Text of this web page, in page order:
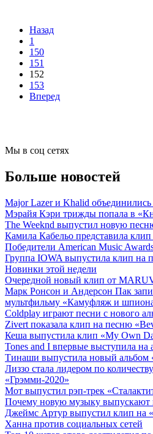
Назад
1
150
151
152
153
Вперед
Мы в соц сетях
Больше новостей
Major Lazer и Khalid
Мэрайя Кэри трижды попала в
The Weeknd выпустил новую
Камила Кабельо представила
Победители American Music
Группа IOWA выпустила клип на
Новинки этой недели
Очередной новый клип от
Марк Ронсон и Андерсон Пак
мультфильму «Камуфляж и
Coldplay играют песни с нового
Zivert показала клип на песню
Кеша выпустила клип «My Own
Tones and I впервые выступила на
Тинаши выпустила новый альбом
Лиззо стала лидером по
«Грэмми-2020»
Мот выпустил рэп-трек
Почему новую музыку выпускают
Джеймс Артур выпустил клип на
Ханна против социальных сетей